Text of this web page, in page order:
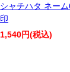
シャチハタ ネー
印
1,540円(税込)